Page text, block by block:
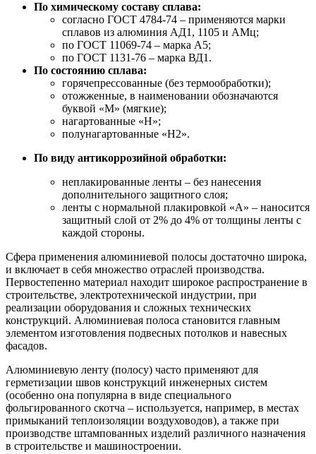
По химическому составу сплава:
согласно ГОСТ 4784-74 – применяются марки
сплавов из алюминия АД1, 1105 и АМц;
по ГОСТ 11069-74 – марка А5;
по ГОСТ 1131-76 – марка ВД1.
По состоянию сплава:
горячепрессованные (без термообработки);
отожженные, в наименовании обозначаются
буквой «М» (мягкие);
нагартованные «Н»;
полунагартованные «Н2».
По виду антикоррозийной обработки:
неплакированные ленты – без нанесения
дополнительного защитного слоя;
ленты с нормальной плакировкой «А» – наносится
защитный слой от 2% до 4% от толщины ленты с
каждой стороны.
Сфера применения алюминиевой полосы достаточно широка,
и включает в себя множество отраслей производства.
Первостепенно материал находит широкое распространение в
строительстве, электротехнической индустрии, при
реализации оборудования и сложных технических
конструкций. Алюминиевая полоса становится главным
элементом изготовления подвесных потолков и навесных
фасадов.
Алюминиевую ленту (полосу) часто применяют для
герметизации швов конструкций инженерных систем
(особенно она популярна в виде специального
фольгированного скотча – используется, например, в местах
примыканий теплоизоляции воздуховодов), а также при
производстве штампованных изделий различного назначения
в строительстве и машиностроении.